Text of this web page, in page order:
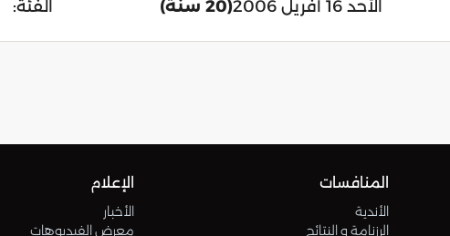
الأحد 16 أفريل 2006 (20 سنة) الفئة:
المنافسات
الأندية
الرزنامة و النتائج
الإعلام
الأخبار
معرض الفيديوهات